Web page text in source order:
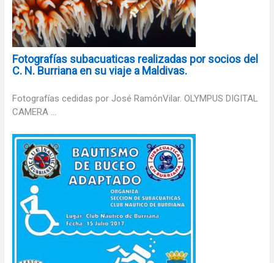
Fotografías subacuaticas realizadas por socios del
C. N. Burriana en su viaje a Maldivas.
Fotografías cedidas por José RamónVilar. OLYMPUS DIGITAL
CAMERA ...